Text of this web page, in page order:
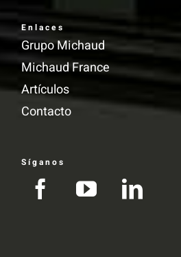
Enlaces
Grupo Michaud
Michaud France
Artículos
Contacto
Síganos